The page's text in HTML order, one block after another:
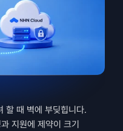
할 때 벽에 부딪힙니다.
지원에 제약이 크기